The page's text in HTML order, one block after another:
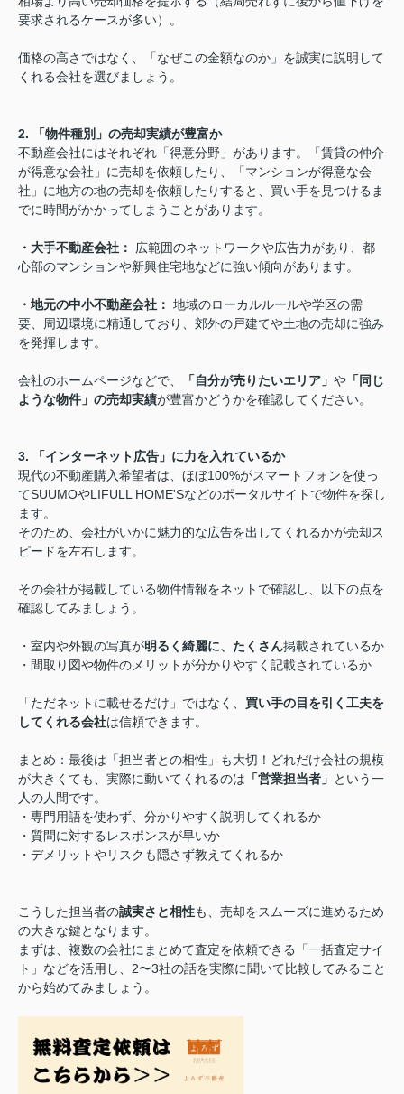
要求されるケースが多い）。
価格の高さではなく、「なぜこの金額なのか」を誠実に説明して
くれる会社を選びましょう。
2. 「物件種別」の売却実績が豊富か
不動産会社にはそれぞれ「得意分野」があります。「賃貸の仲介
が得意な会社」に売却を依頼したり、「マンションが得意な会
社」に地方の地の売却を依頼したりすると、買い手を見つけるま
でに時間がかかってしまうことがあります。
・大手不動産会社：
広範囲のネットワークや広告力があり、都
心部のマンションや新興住宅地などに強い傾向があります。
・地元の中小不動産会社： 地域のローカルルールや学区の需
要、周辺環境に精通しており、郊外の戸建てや土地の売却に強み
を発揮します。
会社のホームページなどで、 「自分が売りたいエリア」 や 「同じ
ような物件」の売却実績が豊富かどうかを確認してください。
3. 「インターネット広告」に力を入れているか
現代の不動産購入希望者は、ほぼ100%がスマートフォンを使っ
てSUUMOやLIFULL HOME'Sなどのポータルサイトで物件を探し
ます。
そのため、会社がいかに魅力的な広告を出してくれるかが売却ス
ピードを左右します。
その会社が掲載している物件情報をネットで確認し、以下の点を
確認してみましょう。
・室内や外観の写真が明るく綺麗に、たくさん掲載されているか
・間取り図や物件のメリットが分かりやすく記載されているか
「ただネットに載せるだけ」ではなく、 買い手の目を引く工夫を
してくれる会社は信頼できます。
まとめ：最後は「担当者との相性」も大切！どれだけ会社の規模
が大きくても、実際に動いてくれるのは 「営業担当者」 という一
人の人間です。
・専門用語を使わず、分かりやすく説明してくれるか
・質問に対するレスポンスが早いか
・デメリットやリスクも隠さず教えてくれるか
こうした担当者の誠実さと相性も、売却をスムーズに進めるため
の大きな鍵となります。
まずは、複数の会社にまとめて査定を依頼できる「一括査定サイ
ト」などを活用し、2〜3社の話を実際に聞いて比較してみること
から始めてみましょう。